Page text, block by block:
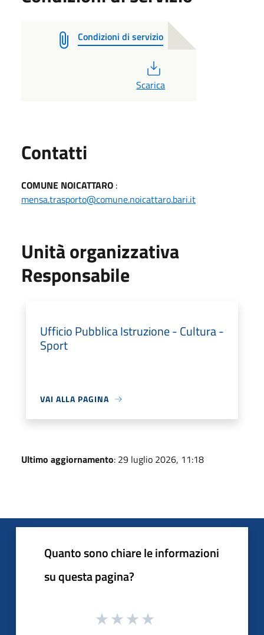
Condizioni di servizio
Scarica
Contatti
COMUNE NOICATTARO :
mensa.trasporto@comune.noicattaro.bari.it
Unità organizzativa
Responsabile
Ufficio Pubblica Istruzione - Cultura -
Sport
VAI ALLA PAGINA
Ultimo aggiornamento: 29 luglio 2026, 11:18
Quanto sono chiare le informazioni
su questa pagina?